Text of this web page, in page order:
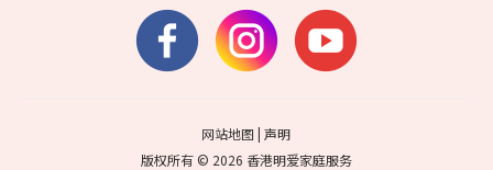
网站地图 |声明
版权所有 © 2026 香港明爱家庭服务